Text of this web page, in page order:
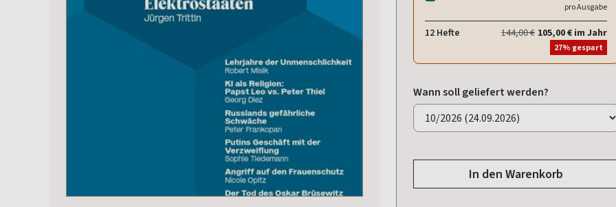
pro Ausgabe
12 Hefte 144,00 € 105,00 € im Jahr
27% gespart
Wann soll geliefert werden?
In den Warenkorb